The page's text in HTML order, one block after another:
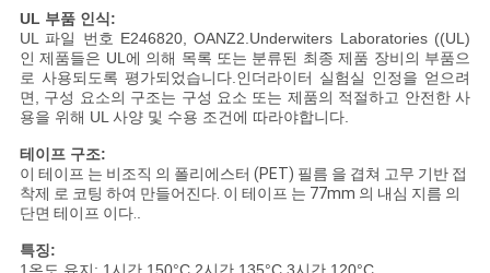
구
하
세
요
사
UL 부품 인식:
UL 파일 번호 E246820, OANZ2.Underwiters Laboratories ((UL)
인 제품들은 UL에 의해 목록 또는 분류된 최종 제품 장비의 부품으
로 사용되도록 평가되었습니다.인더라이터 실험실 인정을 얻으려
면, 구성 요소의 구조는 구성 요소 또는 제품의 적절하고 안전한 사
용을 위해 UL 사양 및 수용 조건에 따라야합니다.
테이프 구조:
이 테이프 는 비조직 의 폴리에스터 (PET) 필름 을 겹쳐 고무 기반 접
착제 로 코팅 하여 만들어진다. 이 테이프 는 77mm 의 내심 지름 의
단면 테이프 이다..
특징: